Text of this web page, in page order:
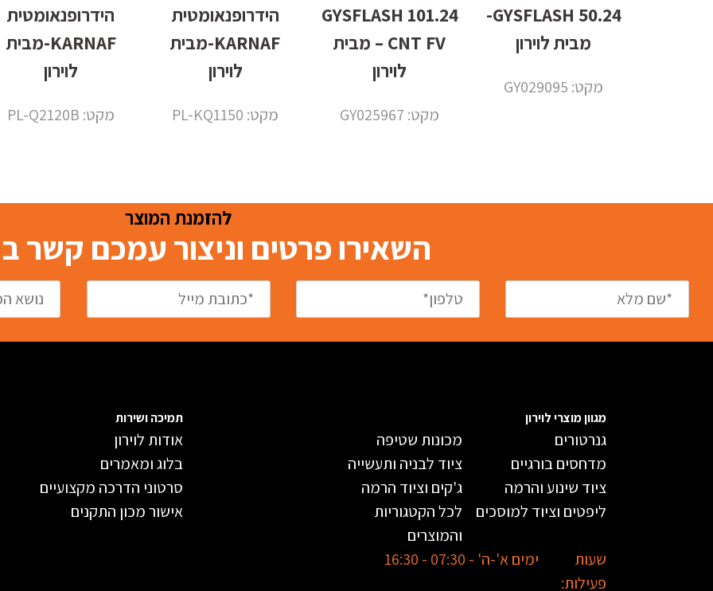
50.24 GYSFLASH-
מבית לוירון
מקט: GY029095
101.24 GYSFLASH
CNT FV – מבית
לוירון
מקט: GY025967
הידרופנאומטית
KARNAF-מבית
לוירון
מקט: PL-KQ1150
הידרופנאומטית
KARNAF-מבית
לוירון
מקט: PL-Q2120B
להזמנת המוצר
השאירו פרטים וניצור עמכם קשר
מגוון מוצרי לוירון
גנרטורים
מדחסים בורגיים
ציוד שינוע והרמה
ליפטים וציוד למוסכים
מכונות שטיפה
ציוד לבניה ותעשייה
ג'קים וציוד הרמה
לכל הקטגוריות
והמוצרים
תמיכה ושירות
אודות לוירון
בלוג ומאמרים
סרטוני הדרכה מקצועיים
אישור מכון התקנים
שעות
פעילות:
ימים א'-ה' - 07:30 - 16:30